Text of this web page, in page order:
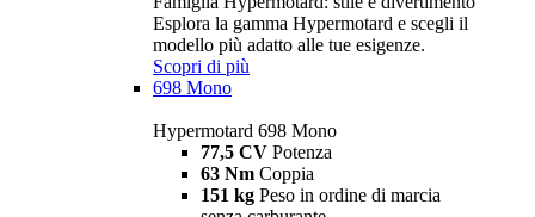
Esplora la gamma Hypermotard e scegli il
modello più adatto alle tue esigenze.
Scopri di più
698 Mono
Hypermotard 698 Mono
77,5 CV Potenza
63 Nm Coppia
151 kg Peso in ordine di marcia